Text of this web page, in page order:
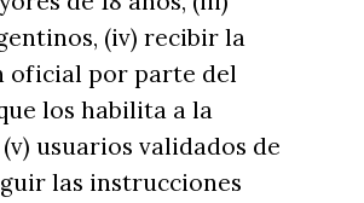
(iv) recibir la
oficial por parte del
los habilita a la
usuarios validados de
las instrucciones